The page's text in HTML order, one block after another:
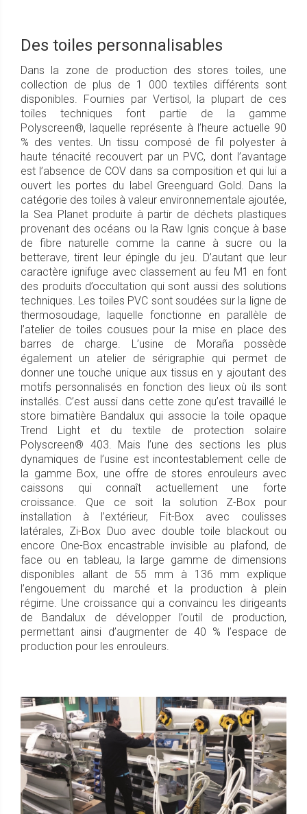
Des toiles personnalisables
Dans la zone de production des stores toiles, une
collection de plus de 1 000 textiles différents sont
disponibles. Fournies par Vertisol, la plupart de ces
toiles techniques font partie de la gamme
Polyscreen®, laquelle représente à l’heure actuelle 90
% des ventes. Un tissu composé de fil polyester à
haute ténacité recouvert par un PVC, dont l’avantage
est l’absence de COV dans sa composition et qui lui a
ouvert les portes du label Greenguard Gold. Dans la
catégorie des toiles à valeur environnementale ajoutée,
la Sea Planet produite à partir de déchets plastiques
provenant des océans ou la Raw Ignis conçue à base
de fibre naturelle comme la canne à sucre ou la
betterave, tirent leur épingle du jeu. D’autant que leur
caractère ignifuge avec classement au feu M1 en font
des produits d’occultation qui sont aussi des solutions
techniques. Les toiles PVC sont soudées sur la ligne de
thermosoudage, laquelle fonctionne en parallèle de
l’atelier de toiles cousues pour la mise en place des
barres de charge. L’usine de Moraña possède
également un atelier de sérigraphie qui permet de
donner une touche unique aux tissus en y ajoutant des
motifs personnalisés en fonction des lieux où ils sont
installés. C’est aussi dans cette zone qu’est travaillé le
store bimatière Bandalux qui associe la toile opaque
Trend Light et du textile de protection solaire
Polyscreen® 403. Mais l’une des sections les plus
dynamiques de l’usine est incontestablement celle de
la gamme Box, une offre de stores enrouleurs avec
caissons qui connaît actuellement une forte
croissance. Que ce soit la solution Z-Box pour
installation à l’extérieur, Fit-Box avec coulisses
latérales, Zi-Box Duo avec double toile blackout ou
encore One-Box encastrable invisible au plafond, de
face ou en tableau, la large gamme de dimensions
disponibles allant de 55 mm à 136 mm explique
l’engouement du marché et la production à plein
régime. Une croissance qui a convaincu les dirigeants
de Bandalux de développer l’outil de production,
permettant ainsi d’augmenter de 40 % l’espace de
production pour les enrouleurs.